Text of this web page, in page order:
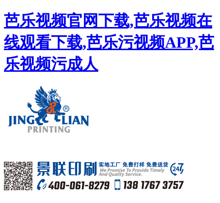
芭乐视频官网下载,芭乐视频在
线观看下载,芭乐污视频APP,芭
乐视频污成人